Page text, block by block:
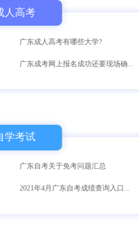
人高考
广东成人高考有哪些大学?
广东成考网上报名成功还要现场确...
学考试
广东自考关于免考问题汇总
2021年4月广东自考成绩查询入口...